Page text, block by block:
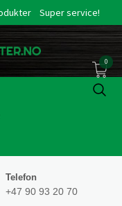
Super service!
0
Telefon
+47 90 93 20 70